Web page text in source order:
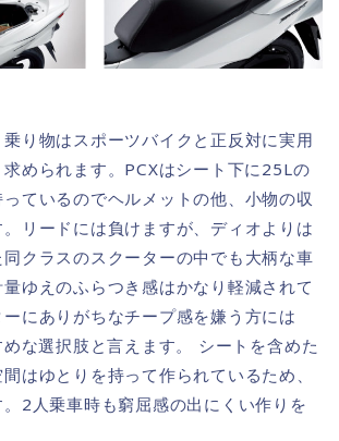
り物はスポーツバイクと正反対に実用
められます。PCXはシート下に25Lの
ているのでヘルメットの他、小物の収
リードには負けますが、ディオよりは
クラスのスクーターの中でも大柄な車
ゆえのふらつき感はかなり軽減されて
にありがちなチープ感を嫌う方には
な選択肢と言えます。 シートを含めた
はゆとりを持って作られているため、
2人乗車時も窮屈感の出にくい作りを